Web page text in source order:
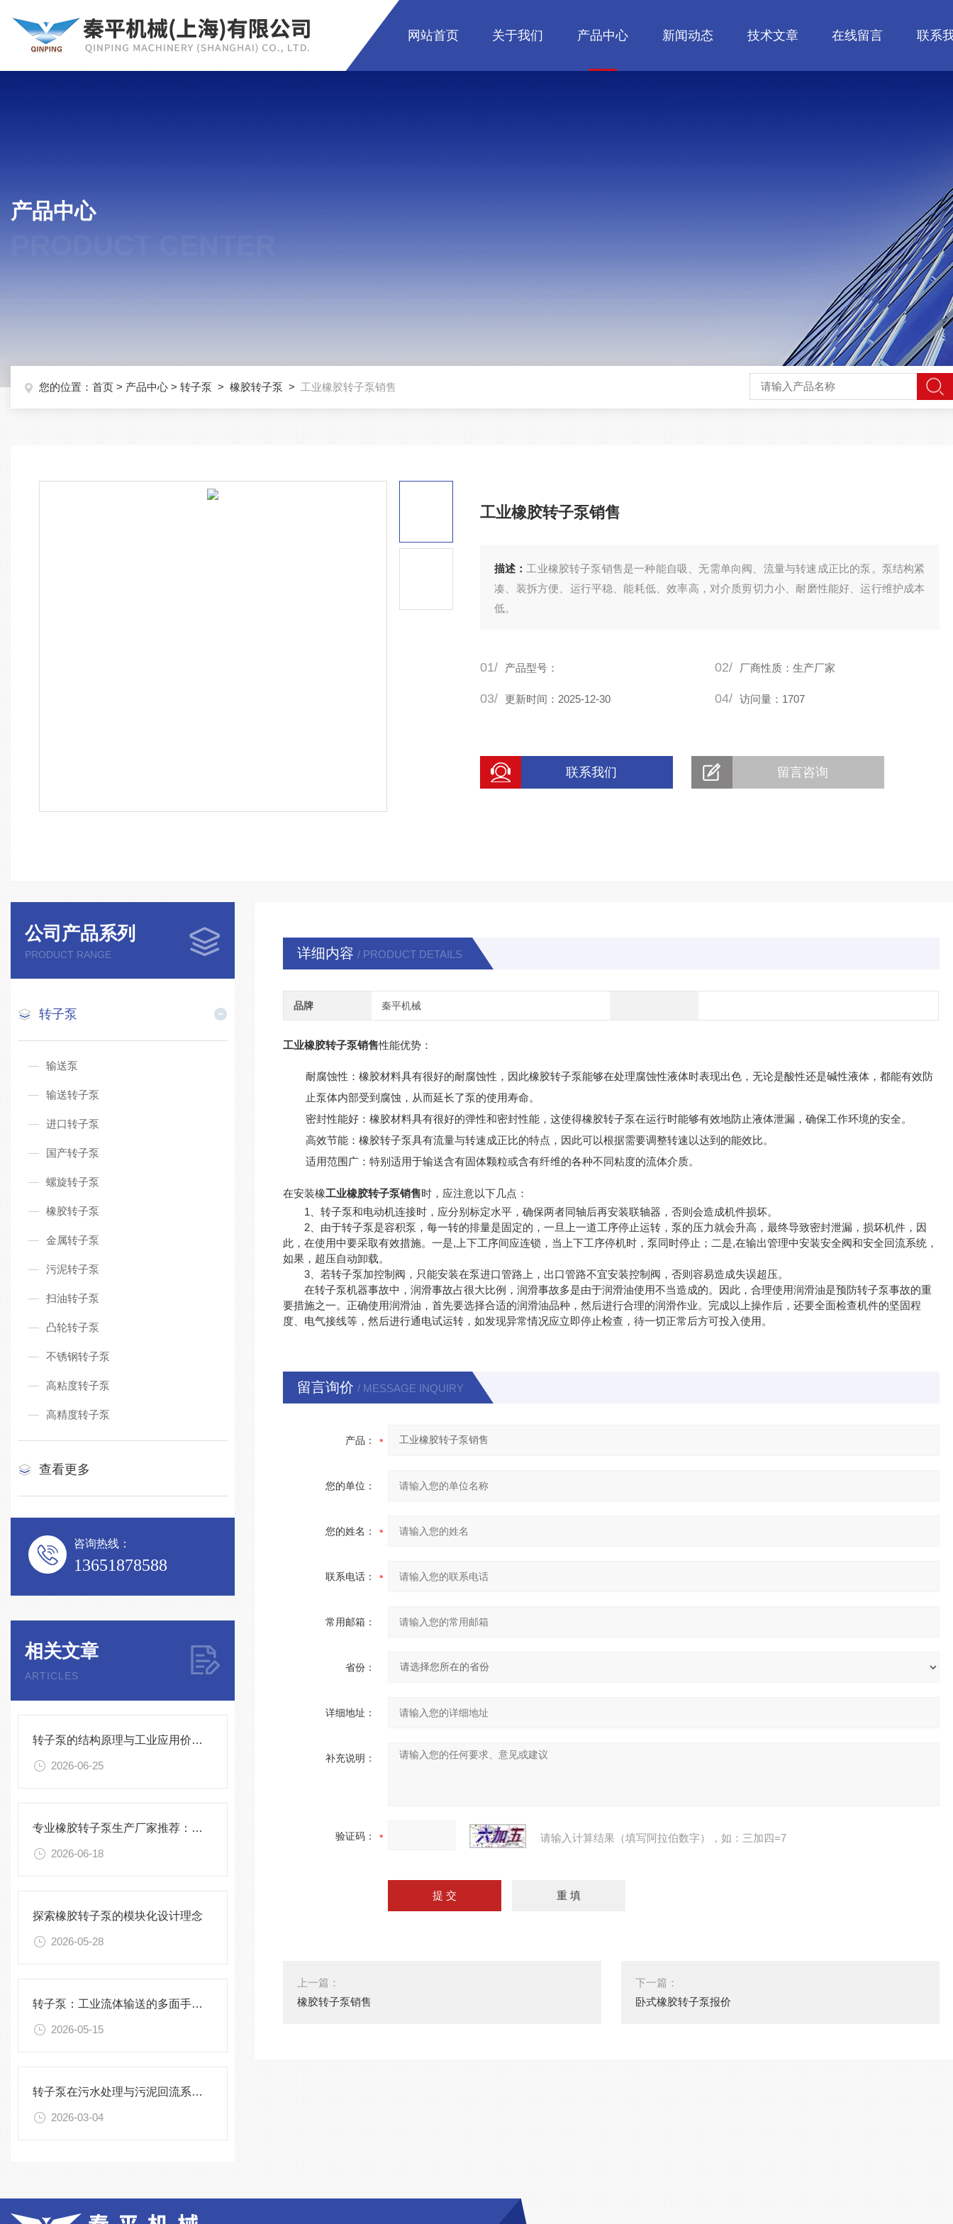
网站首页 关于我们 产品中心 新闻动态 技术文章 在线留言 联系
产品中心
您的位置： 首页 > 产品中心 > 转子泵 > 橡胶转子泵 > 工业橡胶转子泵销售
工业橡胶转子泵销售
描述： 工业橡胶转子泵销售是一种能自吸、无需单向阀、流量与转速成正比的泵。泵结构紧
凑、装拆方便、运行平稳、能耗低、效率高，对介质剪切力小、耐磨性能好、运行维护成本
低。
01/ 产品型号： 02/ 厂商性质：生产厂家
03/ 更新时间：2025-12-30 04/ 访问量：1707
联系我们 留言咨询
公司产品系列
PRODUCT RANGE
转子泵
输送泵
输送转子泵
进口转子泵
国产转子泵
螺旋转子泵
橡胶转子泵
金属转子泵
污泥转子泵
扫油转子泵
凸轮转子泵
不锈钢转子泵
高粘度转子泵
高精度转子泵
查看更多
咨询热线：
13651878588
相关文章
ARTICLES
转子泵的结构原理与工业应用价值探析
2026-06-25
专业橡胶转子泵生产厂家推荐：秦平机械的制造实力与应用案例
2026-06-18
探索橡胶转子泵的模块化设计理念
2026-05-28
转子泵：工业流体输送的多面手与技术革新
2026-05-15
转子泵在污水处理与污泥回流系统中的关键作用
2026-03-04
详细内容 / PRODUCT DETAILS
品牌 秦平机械
工业橡胶转子泵销售性能优势：
耐腐蚀性：橡胶材料具有很好的耐腐蚀性，因此橡胶转子泵能够在处理腐蚀性液体时表现出色，无论是酸性还是碱性液体，都能有效防
止泵体内部受到腐蚀，从而延长了泵的使用寿命。
密封性能好：橡胶材料具有很好的弹性和密封性能，这使得橡胶转子泵在运行时能够有效地防止液体泄漏，确保工作环境的安全。
高效节能：橡胶转子泵具有流量与转速成正比的特点，因此可以根据需要调整转速以达到的能效比。
适用范围广：特别适用于输送含有固体颗粒或含有纤维的各种不同粘度的流体介质。
在安装橡工业橡胶转子泵销售时，应注意以下几点：
1、转子泵和电动机连接时，应分别标定水平，确保两者同轴后再安装联轴器，否则会造成机件损坏。
2、由于转子泵是容积泵，每一转的排量是固定的，一旦上一道工序停止运转，泵的压力就会升高，最终导致密封泄漏，损坏机件，因
此，在使用中要采取有效措施。一是,上下工序间应连锁，当上下工序停机时，泵同时停止；二是,在输出管理中安装安全阀和安全回流系统，
如果，超压自动卸载。
3、若转子泵加控制阀，只能安装在泵进口管路上，出口管路不宜安装控制阀，否则容易造成失误超压。
在转子泵机器事故中，润滑事故占很大比例，润滑事故多是由于润滑油使用不当造成的。因此，合理使用润滑油是预防转子泵事故的重
要措施之一。正确使用润滑油，首先要选择合适的润滑油品种，然后进行合理的润滑作业。完成以上操作后，还要全面检查机件的坚固程
度、电气接线等，然后进行通电试运转，如发现异常情况应立即停止检查，待一切正常后方可投入使用。
留言询价 / MESSAGE INQUIRY
产品：
您的单位：
您的姓名：
联系电话：
常用邮箱：
省份：
详细地址：
补充说明：
验证码： 请输入计算结果（填写阿拉伯数字），如：三加四=7
上一篇：
橡胶转子泵销售
下一篇：
卧式橡胶转子泵报价